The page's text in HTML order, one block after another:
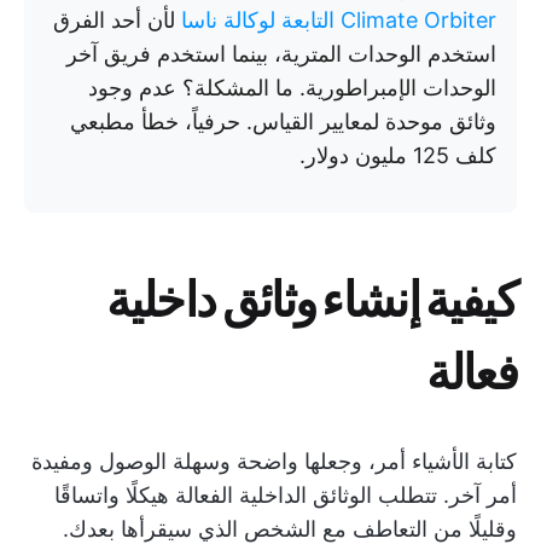
Climate Orbiter التابعة لوكالة ناسا
لأن أحد الفرق
استخدم الوحدات المترية، بينما استخدم فريق آخر
الوحدات الإمبراطورية. ما المشكلة؟ عدم وجود
وثائق موحدة لمعايير القياس. حرفياً، خطأ مطبعي
كلف 125 مليون دولار.
كيفية إنشاء وثائق داخلية
فعالة
كتابة الأشياء أمر، وجعلها واضحة وسهلة الوصول ومفيدة
أمر آخر. تتطلب الوثائق الداخلية الفعالة هيكلًا واتساقًا
وقليلًا من التعاطف مع الشخص الذي سيقرأها بعدك.